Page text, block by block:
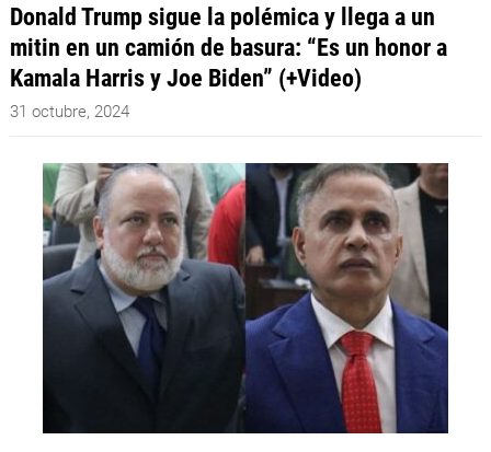
Donald Trump sigue la polémica y llega a un
mitin en un camión de basura: “Es un honor a
Kamala Harris y Joe Biden” (+Video)
31 octubre, 2024